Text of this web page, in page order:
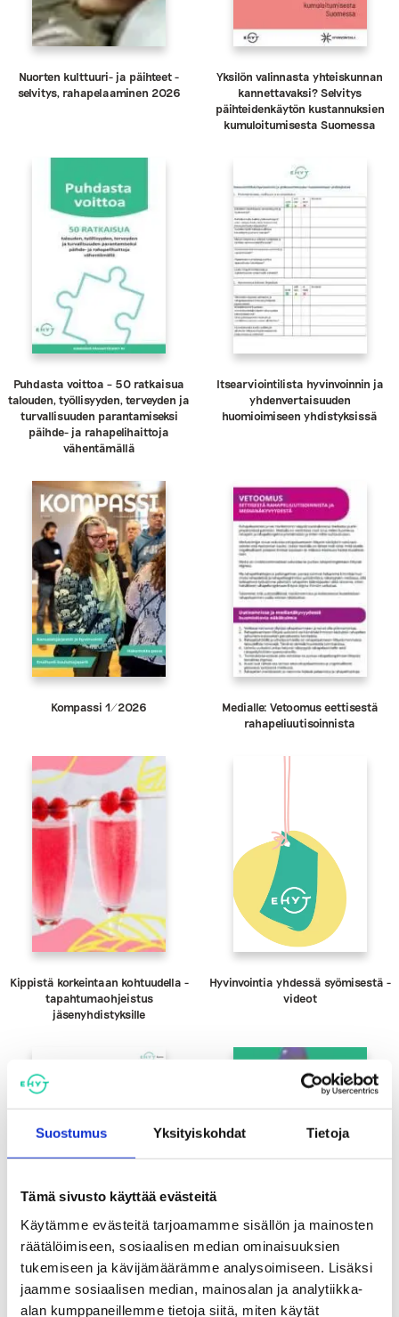
Suostumus Yksityiskohdat Tietoja
Tämä sivusto käyttää evästeitä
Käytämme evästeitä tarjoamamme sisällön ja mainosten
räätälöimiseen, sosiaalisen median ominaisuuksien
tukemiseen ja kävijämäärämme analysoimiseen. Lisäksi
jaamme sosiaalisen median, mainosalan ja analytiikka-
alan kumppaneillemme tietoja siitä, miten käytät
Nuorten kulttuuri- ja päihteet -
selvitys, rahapelaaminen 2026
Yksilön valinnasta yhteiskunnan
kannettavaksi? Selvitys
päihteidenkäytön kustannuksien
kumuloitumisesta Suomessa
Puhdasta voittoa – 50 ratkaisua
talouden, työllisyyden, terveyden ja
turvallisuuden parantamiseksi
päihde- ja rahapelihaittoja
vähentämällä
Itsearviointilista hyvinvoinnin ja
yhdenvertaisuuden
huomioimiseen yhdistyksissä
Kompassi 1/2026
Medialle: Vetoomus eettisestä
rahapeliuutisoinnista
Kippistä korkeintaan kohtuudella -
tapahtumaohjeistus
jäsenyhdistyksille
Hyvinvointia yhdessä syömisestä -
videot
Totta vai tarua -
Energiajuomaväittämät
Hakematta paras -keskustelukortti
alkoholin välittämisestä
alaikäisille